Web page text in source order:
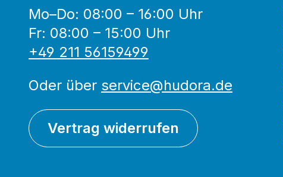
Mo–Do: 08:00 – 16:00 Uhr
Fr: 08:00 – 15:00 Uhr
+49 211 56159499
Oder über service@hudora.de
Vertrag widerrufen